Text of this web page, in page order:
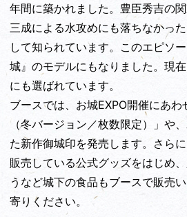
年間に築かれました。豊臣秀吉の
三成による水攻めにも落ちなかっ
して知られています。このエピソ
城』のモデルにもなりました。現
にも選ばれています。
ブースでは、お城EXPO開催にあ
（冬バージョン／枚数限定）」や
た新作御城印を発売します。さら
販売している公式グッズをはじめ
うなど城下の食品もブースで販売
寄りください。